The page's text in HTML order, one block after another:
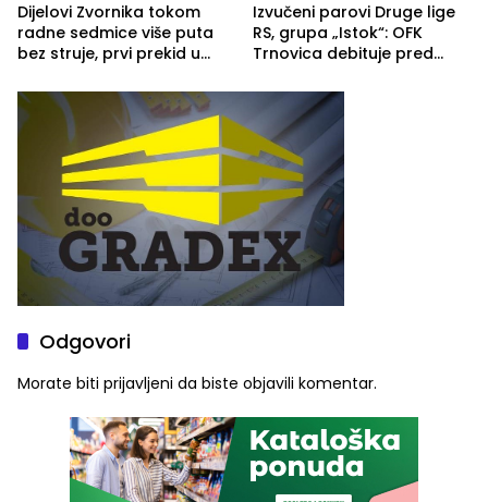
Dijelovi Zvornika tokom
radne sedmice više puta
bez struje, prvi prekid u
Izvučeni parovi Druge lige
RS, grupa „Istok“: OFK
Trnovica debituje pred
Drine HE
Odgovori
Morate biti prijavljeni da biste objavili komentar.